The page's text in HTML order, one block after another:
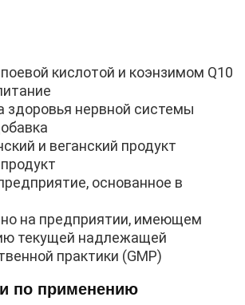
кислотой и коэнзимом Q10
здоровья нервной системы
и веганский продукт
основанное в
на предприятии, имеющем
текущей надлежащей
практики (GMP)
по применению